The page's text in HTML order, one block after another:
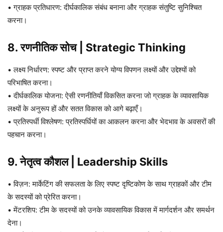
• ग्राहक प्रतिधारण: दीर्घकालिक संबंध बनाना और ग्राहक संतुष्टि सुनिश्चित
करना।
8. रणनीतिक सोच | Strategic Thinking
• लक्ष्य निर्धारण: स्पष्ट और प्राप्त करने योग्य विपणन लक्ष्यों और उद्देश्यों को
परिभाषित करना।
• दीर्घकालिक योजना: ऐसी रणनीतियाँ विकसित करना जो ग्राहक के व्यावसायिक
लक्ष्यों के अनुरूप हों और सतत विकास को आगे बढ़ाएँ।
• प्रतिस्पर्धी विश्लेषण: प्रतिस्पर्धियों का आकलन करना और भेदभाव के अवसरों की
पहचान करना।
9. नेतृत्व कौशल | Leadership Skills
• विज़न: मार्केटिंग की सफलता के लिए स्पष्ट दृष्टिकोण के साथ ग्राहकों और टीम
के सदस्यों को प्रेरित करना।
• मेंटरशिप: टीम के सदस्यों को उनके व्यावसायिक विकास में मार्गदर्शन और समर्थन
देना।